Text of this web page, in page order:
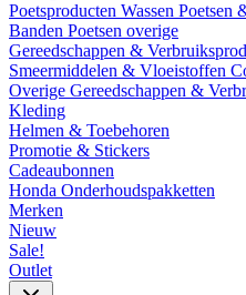
Poetsproducten Wassen Poetsen
Banden Poetsen overige
Gereedschappen &
Smeermiddelen & Vloeistoffen
Overige Gereedschappen &
Kleding
Helmen & Toebehoren
Promotie & Stickers
Cadeaubonnen
Honda Onderhoudspakketten
Merken
Nieuw
Sale!
Outlet